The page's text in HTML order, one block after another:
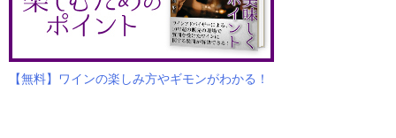
【無料】ワインの楽しみ方やギモンがわかる！